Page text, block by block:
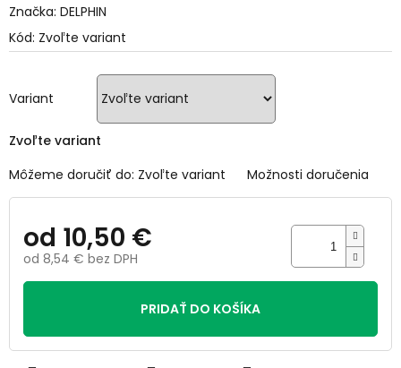
Kód: Zvoľte variant
Variant
Zvoľte variant
Môžeme doručiť do: Zvoľte variant Možnosti doručenia
od 10,50 €
od 8,54 € bez DPH
Jednotková
PRIDAŤ DO KOŠÍKA
produktu
0,0
hviezdičiek.
Značka: DELPHIN